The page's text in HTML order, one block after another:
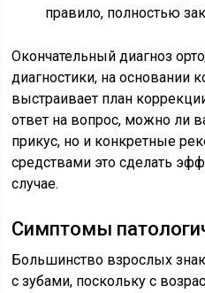
правило, полностью
Окончательный диагноз
диагностики, на основании
выстраивает план
ответ на вопрос, можно ли
прикус, но и конкретные
средствами это сделать
случае.
Симптомы
Большинство взрослых
с зубами, поскольку с